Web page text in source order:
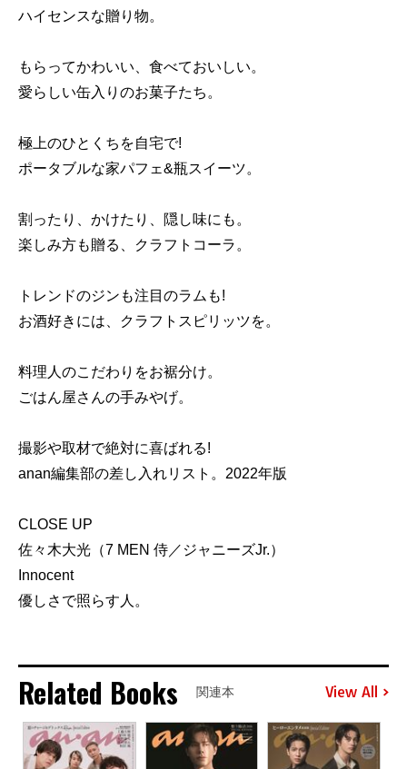
ハイセンスな贈り物。
もらってかわいい、食べておいしい。
愛らしい缶入りのお菓子たち。
極上のひとくちを自宅で!
ポータブルな家パフェ&瓶スイーツ。
割ったり、かけたり、隠し味にも。
楽しみ方も贈る、クラフトコーラ。
トレンドのジンも注目のラムも!
お酒好きには、クラフトスピリッツを。
料理人のこだわりをお裾分け。
ごはん屋さんの手みやげ。
撮影や取材で絶対に喜ばれる!
anan編集部の差し入れリスト。2022年版
CLOSE UP
佐々木大光（7 MEN 侍／ジャニーズJr.）
Innocent
優しさで照らす人。
Related Books 関連本 View All